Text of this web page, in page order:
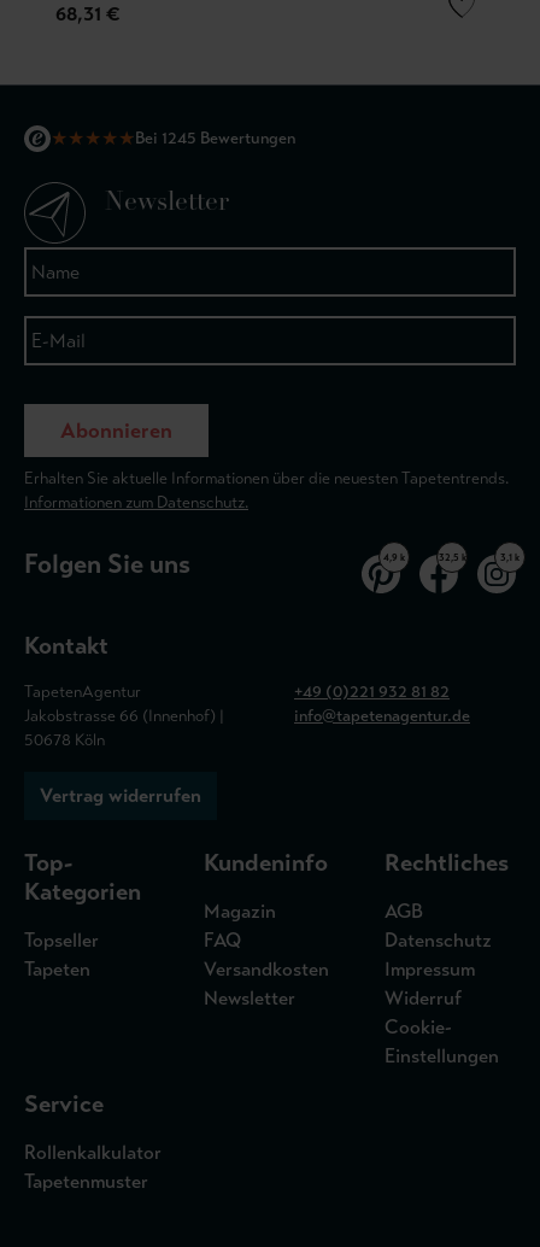
68,31 €
★★★★★Bei 1245 Bewertungen
Newsletter
Abonnieren
Erhalten Sie aktuelle Informationen über die neuesten Tapetentrends.
Informationen zum Datenschutz.
Folgen Sie uns 4,9 k 32,5 k 3,1 k
Kontakt
TapetenAgentur
Jakobstrasse 66 (Innenhof) |
50678 Köln
+49 (0)221 932 81 82
info@tapetenagentur.de
Vertrag widerrufen
Top-
Kategorien
Topseller
Tapeten
Kundeninfo
Magazin
FAQ
Versandkosten
Newsletter
Rechtliches
AGB
Datenschutz
Impressum
Widerruf
Cookie-
Einstellungen
Service
Rollenkalkulator
Tapetenmuster